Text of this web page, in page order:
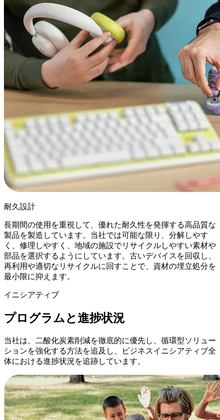
耐久設計
長期間の使用を重視して、優れた耐久性を発揮する高品質な
製品を製造しています。当社では可能な限り、分解しやす
く、修理しやすく、地域の施設でリサイクルしやすい素材や
部品を選択するようにしています。古いデバイスを回収し、
再利用や適切なリサイクルに回すことで、資材の埋立処分を
最小限に抑えます。
イニシアティブ
プログラムと進捗状況
当社は、二酸化炭素削減を徹底的に優先し、循環型ソリュー
ションを強化する方法を追及し、ビジネスイニシアティブ全
体における進捗状況を追跡しています。